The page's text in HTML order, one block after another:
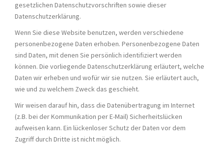
gesetzlichen Datenschutzvorschriften sowie dieser
Datenschutzerklärung.
Wenn Sie diese Website benutzen, werden verschiedene
personenbezogene Daten erhoben. Personenbezogene Daten
sind Daten, mit denen Sie persönlich identifiziert werden
können. Die vorliegende Datenschutzerklärung erläutert, welche
Daten wir erheben und wofür wir sie nutzen. Sie erläutert auch,
wie und zu welchem Zweck das geschieht.
Wir weisen darauf hin, dass die Datenübertragung im Internet
(z.B. bei der Kommunikation per E-Mail) Sicherheitslücken
aufweisen kann. Ein lückenloser Schutz der Daten vor dem
Zugriff durch Dritte ist nicht möglich.